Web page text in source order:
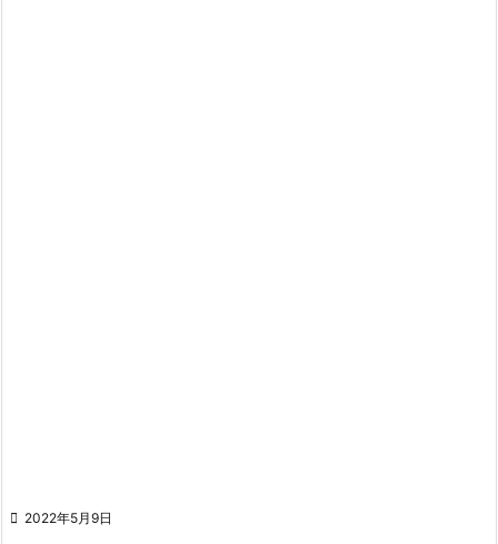
 2022年5月9日